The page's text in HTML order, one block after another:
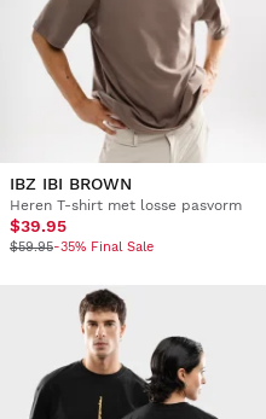
IBZ IBI BROWN
Heren T-shirt met losse pasvorm
$39.95
$59.95-35% Final Sale